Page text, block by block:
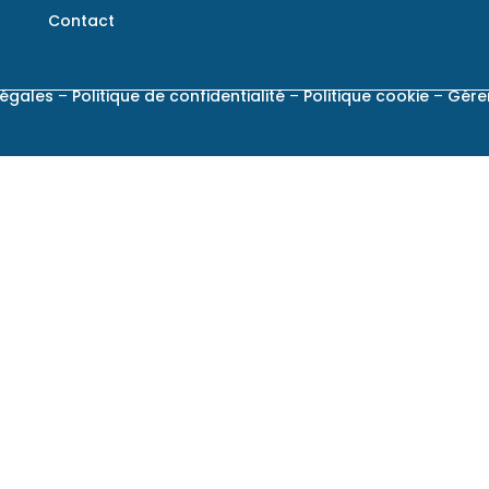
Contact
–Politique de confidentialité–Politique cookie–